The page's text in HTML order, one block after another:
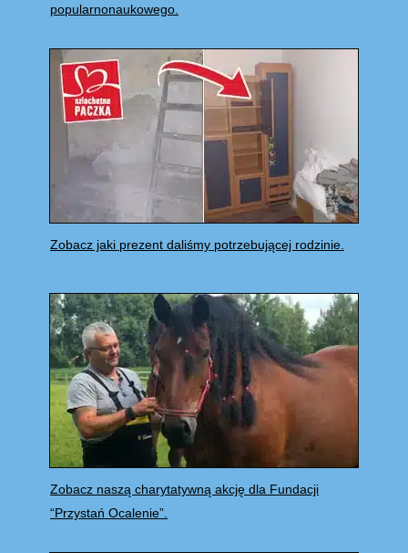
popularnonaukowego.
Zobacz jaki prezent daliśmy potrzebującej rodzinie.
Zobacz naszą charytatywną akcję dla Fundacji
“Przystań Ocalenie”.